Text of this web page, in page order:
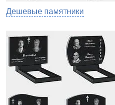
Дешевые памятники